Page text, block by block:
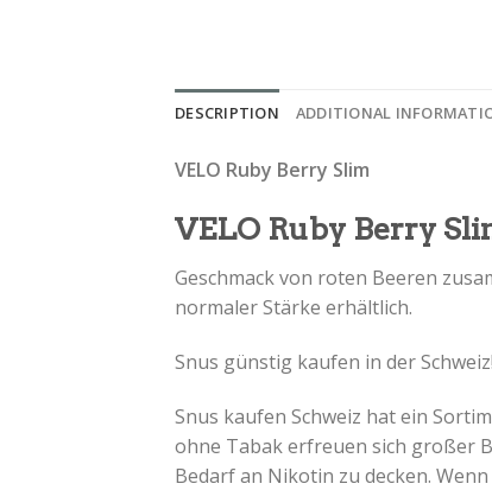
DESCRIPTION ADDITIONAL
VELO Ruby Berry Slim
VELO Ruby Berry
Geschmack von roten Beeren
normaler Stärke erhältlich.
Snus günstig kaufen in der
Snus kaufen Schweiz hat ein
ohne Tabak erfreuen sich großer
Bedarf an Nikotin zu decken.